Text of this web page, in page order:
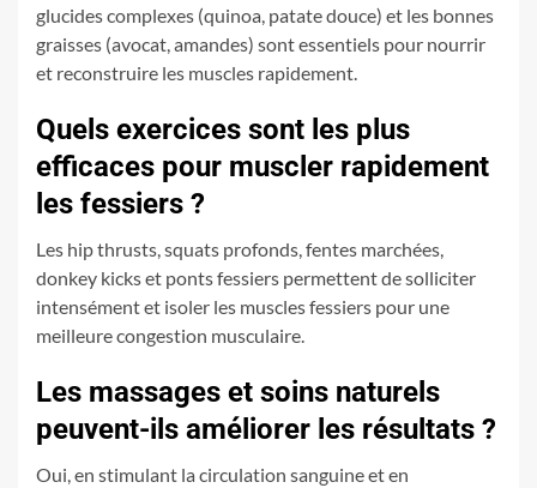
glucides complexes (quinoa, patate douce) et les bonnes
graisses (avocat, amandes) sont essentiels pour nourrir
et reconstruire les muscles rapidement.
Quels exercices sont les plus
efficaces pour muscler rapidement
les fessiers ?
Les hip thrusts, squats profonds, fentes marchées,
donkey kicks et ponts fessiers permettent de solliciter
intensément et isoler les muscles fessiers pour une
meilleure congestion musculaire.
Les massages et soins naturels
peuvent-ils améliorer les résultats ?
Oui, en stimulant la circulation sanguine et en